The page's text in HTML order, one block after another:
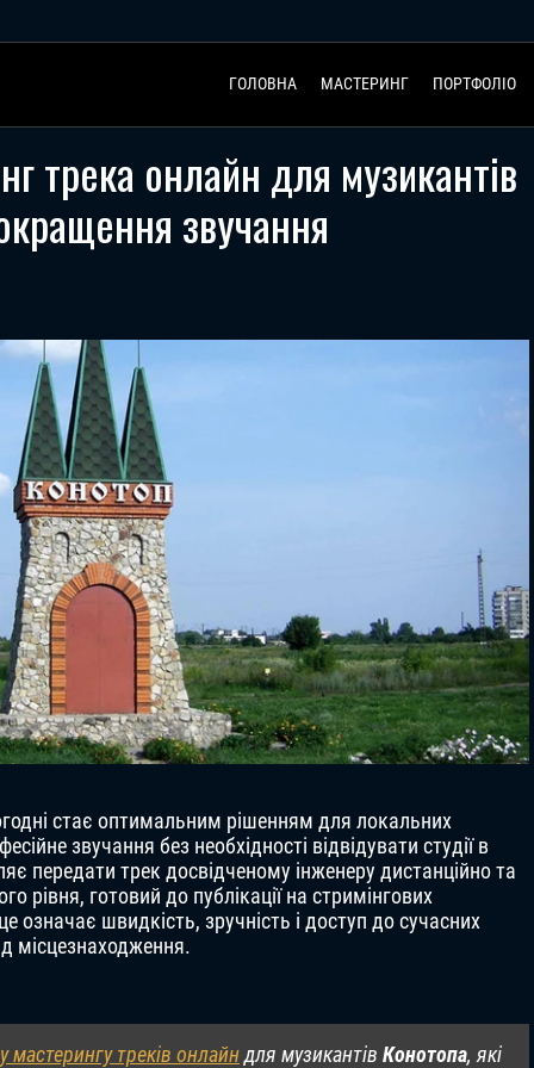
ГОЛОВНА МАСТЕРИНГ ПОРТФОЛІО
трека онлайн для музикантів
звучання
стає оптимальним рішенням для локальних
звучання без необхідності відвідувати студії в
передати трек досвідченому інженеру дистанційно та
рівня, готовий до публікації на стримінгових
означає швидкість, зручність і доступ до сучасних
місцезнаходження.
мастерингу треків онлайндля музикантів Конотопа, які